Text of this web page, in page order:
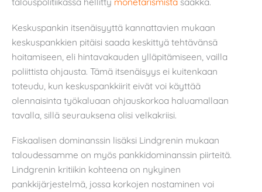
Keskuspankin itsenäisyyttä kannattavien mukaan
keskuspankkien pitäisi saada keskittyä tehtävänsä
hoitamiseen, eli hintavakauden ylläpitämiseen, vailla
poliittista ohjausta. Tämä itsenäisyys ei kuitenkaan
toteudu, kun keskuspankkiirit eivät voi käyttää
olennaisinta työkaluaan ohjauskorkoa haluamallaan
tavalla, sillä seurauksena olisi velkakriisi.
Fiskaalisen dominanssin lisäksi Lindgrenin mukaan
taloudessamme on myös pankkidominanssin piirteitä.
Lindgrenin kritiikin kohteena on nykyinen
pankkijärjestelmä, jossa korkojen nostaminen voi